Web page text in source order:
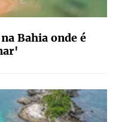
Bahia onde é